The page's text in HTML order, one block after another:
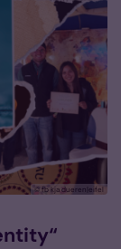
© fb kja dueren|eifel